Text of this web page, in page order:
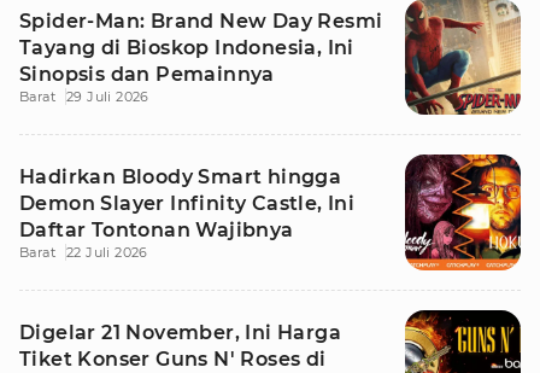
Spider-Man: Brand New Day Resmi
Tayang di Bioskop Indonesia, Ini
Sinopsis dan Pemainnya
Barat 29 Juli 2026
Hadirkan Bloody Smart hingga
Demon Slayer Infinity Castle, Ini
Daftar Tontonan Wajibnya
Barat 22 Juli 2026
Digelar 21 November, Ini Harga
Tiket Konser Guns N' Roses di